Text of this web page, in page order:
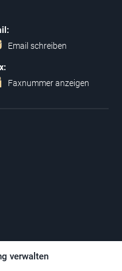
verwalten
Email schreiben
Faxnummer anzeigen